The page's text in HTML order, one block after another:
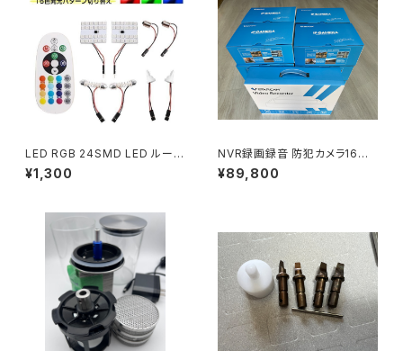
LED RGB 24SMD LED ルーム
ランプ 16色 T10 BA9S T10×
31 5050チップ 送料無料 在庫
¥1,300
NVR録画録音 防犯カメラ16台
セット スマホ遠隔監視対応 初期
不良交換保証「NVR-CS58Qx1
¥89,800